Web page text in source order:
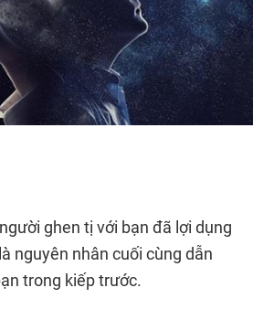
ghen tị với bạn đã lợi dụng
nguyên nhân cuối cùng dẫn
trong kiếp trước.